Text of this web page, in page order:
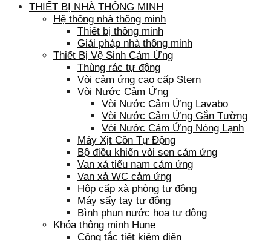
THIẾT BỊ NHÀ THÔNG MINH
Hệ thống nhà thông minh
Thiết bị thông minh
Giải pháp nhà thông minh
Thiết Bị Vệ Sinh Cảm Ứng
Thùng rác tự động
Vòi cảm ứng cao cấp Stern
Vòi Nước Cảm Ứng
Vòi Nước Cảm Ứng Lavabo
Vòi Nước Cảm Ứng Gắn Tường
Vòi Nước Cảm Ứng Nóng Lạnh
Máy Xịt Cồn Tự Động
Bộ điều khiển vòi sen cảm ứng
Van xả tiểu nam cảm ứng
Van xả WC cảm ứng
Hộp cấp xà phòng tự động
Máy sấy tay tự động
Bình phun nước hoa tự động
Khóa thông minh Hune
Công tắc tiết kiệm điện